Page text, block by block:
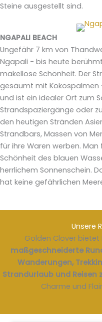
Steine ausgestellt sind.
NGAPALI BEACH
Ungefähr 7 km von
Ngapali - bis heute
makellose Schönheit. Der
gesäumt mit Kokospalmen
und ist ein idealer Ort zum
Strandspaziergänge oder
den heutigen Stränden
Strandbars, Massen von
für ihre Waren werben.
Schönheit des blauen
herrlichem Sonnenschein.
hat keine gefährlichen
Unsere
Golden Clover bietet
maßgeschneiderte
Wanderungen,
Strandurlaub und Reisen
Charme und